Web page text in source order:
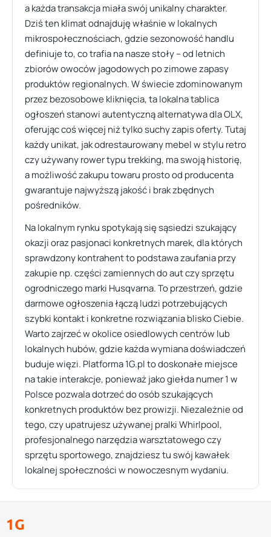
a każda transakcja miała swój unikalny charakter.
Dziś ten klimat odnajduję właśnie w lokalnych
mikrospołecznościach, gdzie sezonowość handlu
definiuje to, co trafia na nasze stoły – od letnich
zbiorów owoców jagodowych po zimowe zapasy
produktów regionalnych. W świecie zdominowanym
przez bezosobowe kliknięcia, ta lokalna tablica
ogłoszeń stanowi autentyczną alternatywa dla OLX,
oferując coś więcej niż tylko suchy zapis oferty. Tutaj
każdy unikat, jak odrestaurowany mebel w stylu retro
czy używany rower typu trekking, ma swoją historię,
a możliwość zakupu towaru prosto od producenta
gwarantuje najwyższą jakość i brak zbędnych
pośredników.
Na lokalnym rynku spotykają się sąsiedzi szukający
okazji oraz pasjonaci konkretnych marek, dla których
sprawdzony kontrahent to podstawa zaufania przy
zakupie np. części zamiennych do aut czy sprzętu
ogrodniczego marki Husqvarna. To przestrzeń, gdzie
darmowe ogłoszenia łączą ludzi potrzebujących
szybki kontakt i konkretne rozwiązania blisko Ciebie.
Warto zajrzeć w okolice osiedlowych centrów lub
lokalnych hubów, gdzie każda wymiana doświadczeń
buduje więzi. Platforma 1G.pl to doskonałe miejsce
na takie interakcje, ponieważ jako giełda numer 1 w
Polsce pozwala dotrzeć do osób szukających
konkretnych produktów bez prowizji. Niezależnie od
tego, czy upatrujesz używanej pralki Whirlpool,
profesjonalnego narzędzia warsztatowego czy
sprzętu sportowego, znajdziesz tu swój kawałek
lokalnej społeczności w nowoczesnym wydaniu.
1G